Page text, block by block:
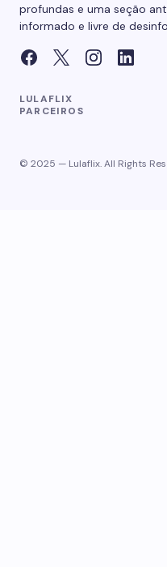
profundas e uma seção
informado e livre de
LULAFLIX
PARCEIROS
© 2025 — Lulaflix. All Rights